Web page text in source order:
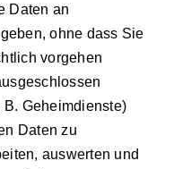
Daten an
ohne dass Sie
vorgehen
Geheimdienste)
Daten zu
auswerten und